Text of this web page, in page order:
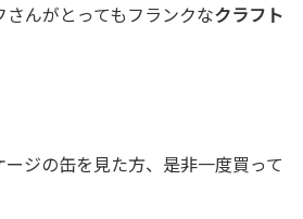
さんがとってもフランクなクラフト
ジの缶を見た方、是非一度買って